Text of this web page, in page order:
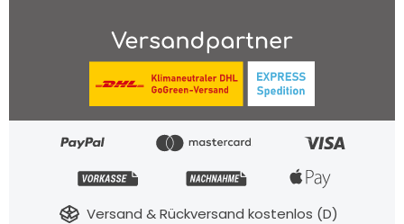
Versand & Rückversand kostenlos (D)